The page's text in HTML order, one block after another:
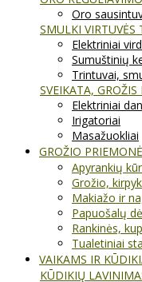
Oro
SMULKI VIRTUVĖS
Elektriniai
Sumuštinių
Trintuvai,
SVEIKATA,
Elektriniai
Irigatoriai
Masažuokliai
GROŽIO
Apyrankių
Grožio,
Makiažo ir
Papuošalų
Rankinės,
Tualetiniai
VAIKAMS IR
KŪDIKIŲ